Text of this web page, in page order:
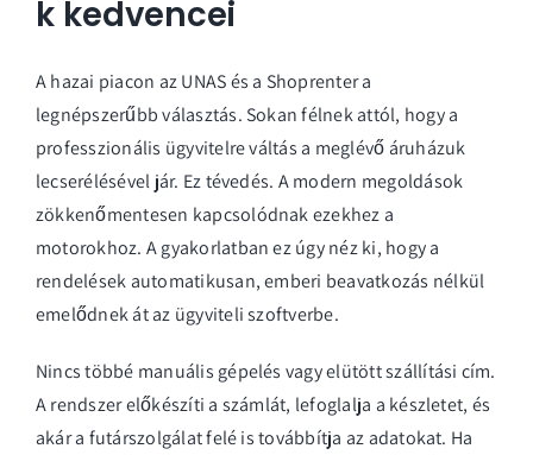
k kedvencei
A hazai piacon az UNAS és a Shoprenter a
legnépszerűbb választás. Sokan félnek attól, hogy a
professzionális ügyvitelre váltás a meglévő áruházuk
lecserélésével jár. Ez tévedés. A modern megoldások
zökkenőmentesen kapcsolódnak ezekhez a
motorokhoz. A gyakorlatban ez úgy néz ki, hogy a
rendelések automatikusan, emberi beavatkozás nélkül
emelődnek át az ügyviteli szoftverbe.
Nincs többé manuális gépelés vagy elütött szállítási cím.
A rendszer előkészíti a számlát, lefoglalja a készletet, és
akár a futárszolgálat felé is továbbítja az adatokat. Ha